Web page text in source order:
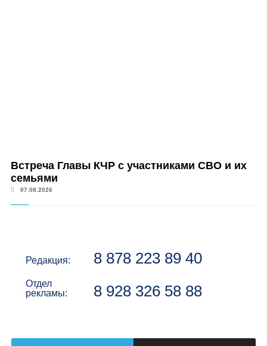
Встреча Главы КЧР с участниками СВО и их
семьями
07.08.2026
Редакция: 8 878 223 89 40
Отдел
рекламы:
8 928 326 58 88